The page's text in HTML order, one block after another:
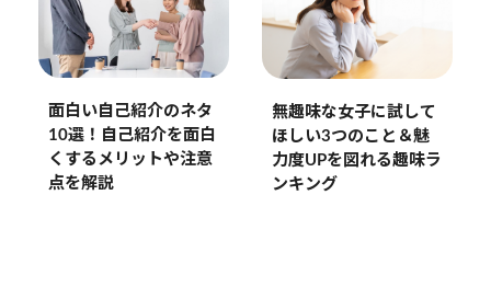
面白い自己紹介のネタ
10選！自己紹介を面白
くするメリットや注意
点を解説
無趣味な女子に試して
ほしい3つのこと＆魅
力度UPを図れる趣味ラ
ンキング